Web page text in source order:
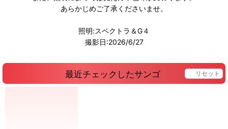
あらかじめご了承くださいませ。
照明:スペクトラ＆G４
撮影日:2026/6/27
最近チェックしたサンゴ リセット